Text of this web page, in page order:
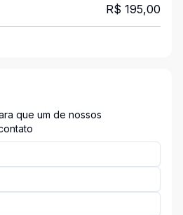
R$ 195,00
que um de nossos